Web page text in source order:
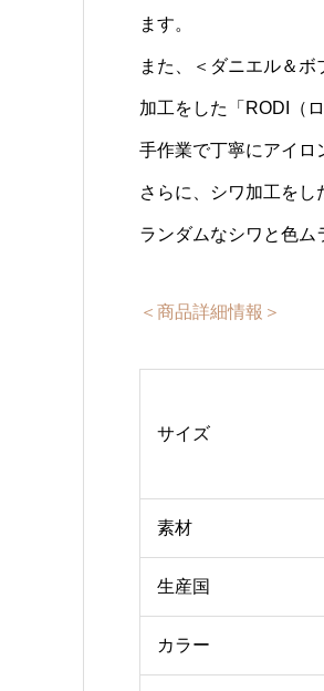
ます。
また、＜ダニエル＆
加工をした「RODI（ロ
手作業で丁寧にアイロ
さらに、シワ加工をし
ランダムなシワと色ム
＜商品詳細情報＞
サイズ
素材
生産国
カラー